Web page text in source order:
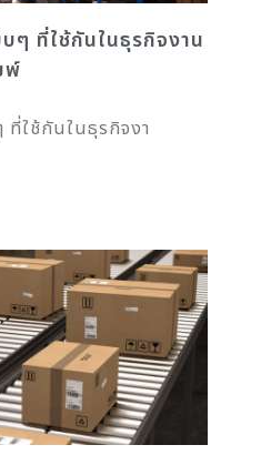
ๆ ที่ใช้กันในธุรกิจงาน
พ์
ที่ใช้กันในธุรกิจงา